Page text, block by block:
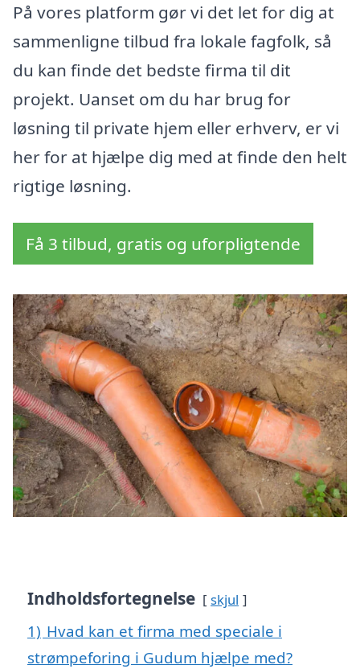
På vores platform gør vi det let for dig at
sammenligne tilbud fra lokale fagfolk, så
du kan finde det bedste firma til dit
projekt. Uanset om du har brug for
løsning til private hjem eller erhverv, er vi
her for at hjælpe dig med at finde den helt
rigtige løsning.
Få 3 tilbud, gratis og uforpligtende
Indholdsfortegnelse skjul
1) Hvad kan et firma med speciale i
strømpeforing i Gudum hjælpe med?